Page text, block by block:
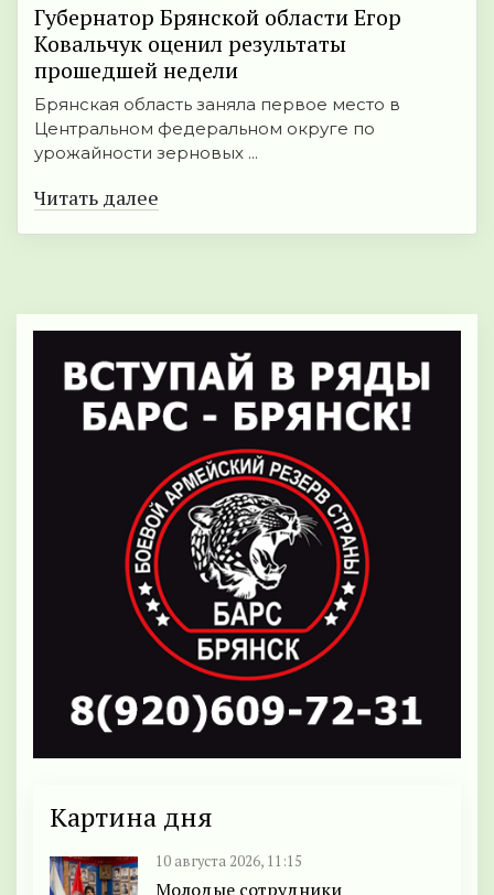
Губернатор Брянской области Егор
Ковальчук оценил результаты
прошедшей недели
Брянская область заняла первое место в
Центральном федеральном округе по
урожайности зерновых ...
Читать далее
Картина дня
10 августа 2026, 11:15
Молодые сотрудники